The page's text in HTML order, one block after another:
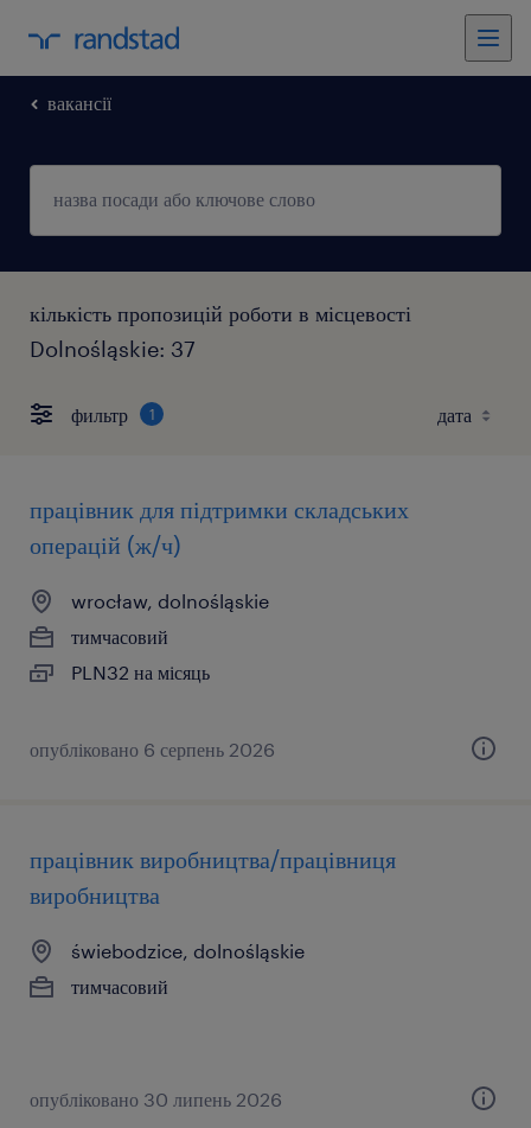
вакансії
кількість пропозицій роботи в місцевості
Dolnośląskie: 37
фильтр 1
працівник для підтримки складських
операцій (ж/ч)
wrocław, dolnośląskie
тимчасовий
PLN32 на місяць
опубліковано 6 серпень 2026
працівник виробництва/працівниця
виробництва
świebodzice, dolnośląskie
тимчасовий
опубліковано 30 липень 2026